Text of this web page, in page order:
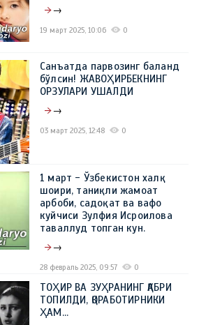
→
19 март 2025, 10:06 0
Санъатда парвозинг баланд
бўлсин! ЖАВОҲИРБЕКНИНГ
ОРЗУЛАРИ УШАЛДИ
→
03 март 2025, 12:48 0
1 март - Ўзбекистон халқ
шоири, таниқли жамоат
арбоби, садоқат ва вафо
куйчиси Зулфия Исроилова
таваллуд топган кун.
→
28 февраль 2025, 09:57 0
ТОҲИР ВА ЗУҲРАНИНГ ҚАБРИ
ТОПИЛДИ, ҚОРАБОТИРНИКИ
ҲАМ...